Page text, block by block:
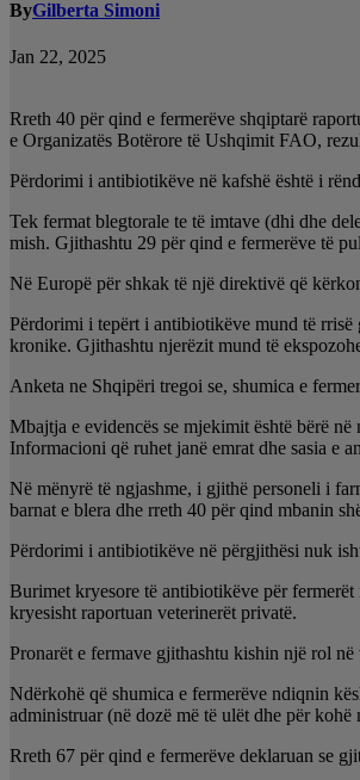
ByGilberta Simoni
Jan 22, 2025
Rreth 40 për qind e fermerëve shqiptarë
e Organizatës Botërore të Ushqimit FAO,
Përdorimi i antibiotikëve në kafshë është i
Tek fermat blegtorale te të imtave (dhi dhe
mish. Gjithashtu 29 për qind e fermerëve të
Në Europë për shkak të një direktivë që
Përdorimi i tepërt i antibiotikëve mund të
kronike. Gjithashtu njerëzit mund të
Anketa ne Shqipëri tregoi se, shumica e
Mbajtja e evidencës se mjekimit është bërë
Informacioni që ruhet janë emrat dhe sasia e
Në mënyrë të ngjashme, i gjithë personeli i
barnat e blera dhe rreth 40 për qind mbanin
Përdorimi i antibiotikëve në përgjithësi nuk
Burimet kryesore të antibiotikëve për
kryesisht raportuan veterinerët privatë.
Pronarët e fermave gjithashtu kishin një rol
Ndërkohë që shumica e fermerëve ndiqnin
administruar (në dozë më të ulët dhe për
Rreth 67 për qind e fermerëve deklaruan se